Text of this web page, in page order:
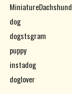
MiniatureDachshund
dog
dogstsgram
puppy
instadog
doglover